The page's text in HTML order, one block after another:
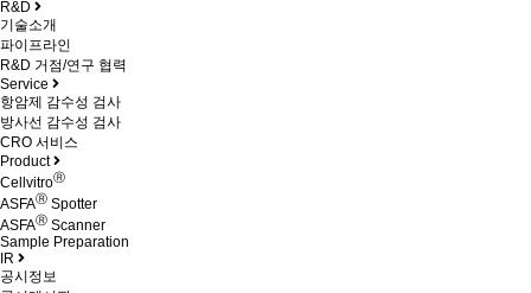
R&D
기술소개
파이프라인
R&D 거점/연구 협력
Service
항암제 감수성 검사
방사선 감수성 검사
CRO 서비스
Product
CellvitroⓇ
ASFAⓇ Spotter
ASFAⓇ Scanner
Sample Preparation
IR
공시정보